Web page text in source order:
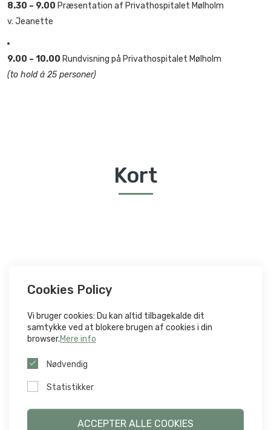
8.30 – 9.00 Præsentation af Privathospitalet Mølholm
v. Jeanette
9.00 – 10.00 Rundvisning på Privathospitalet Mølholm
(to hold á 25 personer)
Kort
Cookies Policy
Vi bruger cookies: Du kan altid tilbagekalde dit
samtykke ved at blokere brugen af ​​cookies i din
browser.Mere info
Nødvendig
Statistikker
ACCEPTER ALLE COOKIES